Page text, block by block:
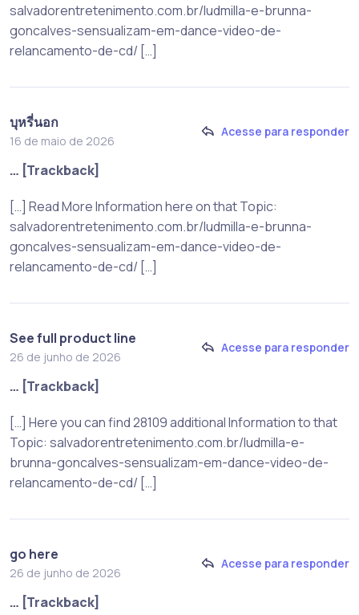
salvadorentretenimento.com.br/ludmilla-e-brunna-
goncalves-sensualizam-em-dance-video-de-
relancamento-de-cd/ […]
บุหรี่นอก
16 de maio de 2026
Acesse para responder
… [Trackback]
[…] Read More Information here on that Topic:
salvadorentretenimento.com.br/ludmilla-e-brunna-
goncalves-sensualizam-em-dance-video-de-
relancamento-de-cd/ […]
See full product line
26 de junho de 2026
Acesse para responder
… [Trackback]
[…] Here you can find 28109 additional Information to that
Topic: salvadorentretenimento.com.br/ludmilla-e-
brunna-goncalves-sensualizam-em-dance-video-de-
relancamento-de-cd/ […]
go here
26 de junho de 2026
Acesse para responder
… [Trackback]